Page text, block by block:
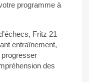
programme à
Fritz 21
entraînement,
progresser
des